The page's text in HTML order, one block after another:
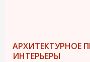
АРХИТЕКТУРНОЕ
ИНТЕРЬЕРЫ